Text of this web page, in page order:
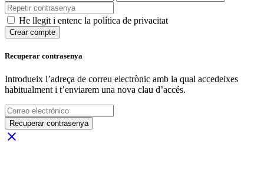
He llegit i entenc la política de privacitat
Crear compte
Recuperar contrasenya
Introdueix l’adreça de correu electrònic amb la qual accedeixes
habitualment i t’enviarem una nova clau d’accés.
Recuperar contrasenya
close